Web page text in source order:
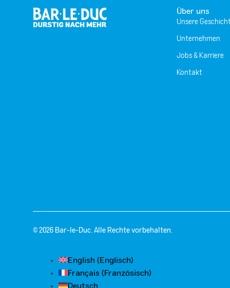
Über uns
Unsere
Unternehmen
Jobs & Karriere
Kontakt
© 2026 Bar-le-Duc. Alle Rechte vorbehalten.
English (Englisch)
Français (Französisch)